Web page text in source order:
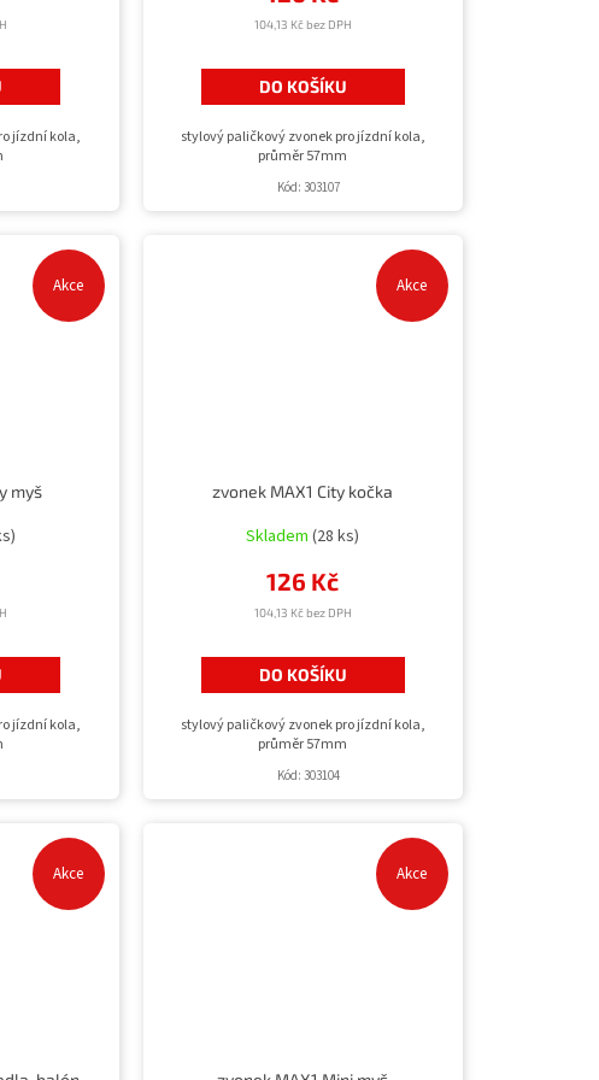
jízdní kola,
104,13 Kč bez DPH
DO KOŠÍKU
stylový paličkový zvonek pro jízdní kola,
průměr 57mm
Kód:303107
Akce
myš
jízdní kola,
Akce
zvonek MAX1 City kočka
Skladem(28 ks)
104,13 Kč bez DPH
126 Kč
DO KOŠÍKU
stylový paličkový zvonek pro jízdní kola,
průměr 57mm
Kód:303104
Akce Akce